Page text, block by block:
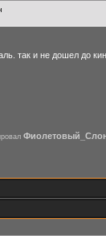
так и не дошел до